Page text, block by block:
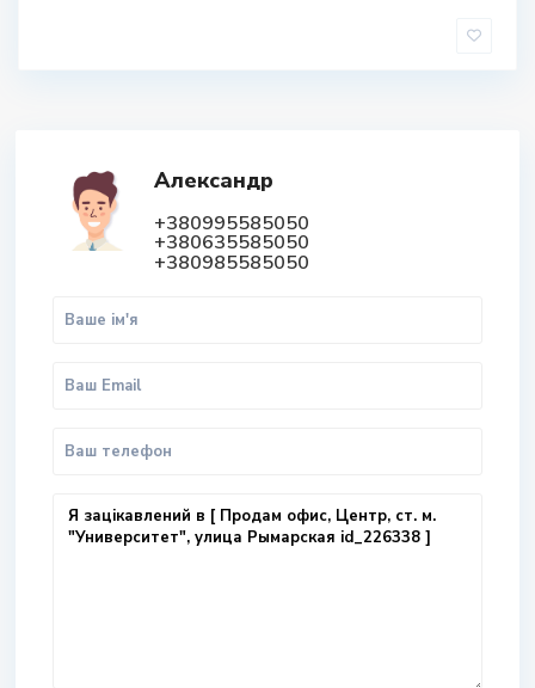
Александр
+380995585050
+380635585050
+380985585050